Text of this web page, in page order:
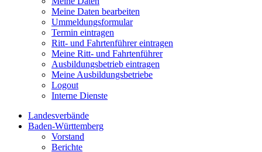
Meine Daten bearbeiten
Ummeldungsformular
Termin eintragen
Ritt- und Fahrtenführer eintragen
Meine Ritt- und Fahrtenführer
Ausbildungsbetrieb eintragen
Meine Ausbildungsbetriebe
Logout
Interne Dienste
Landesverbände
Baden-Württemberg
Vorstand
Berichte